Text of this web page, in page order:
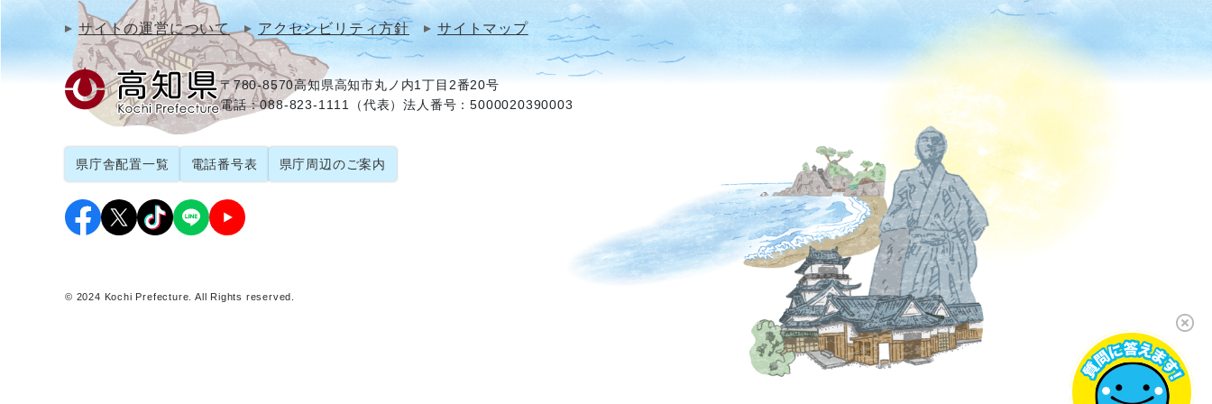
サイトの運営について アクセシビリティ方針 サイトマップ
〒780-8570高知県高知市丸ノ内1丁目2番20号
電話：088-823-1111（代表）法人番号：5000020390003
県庁舎配置一覧 電話番号表 県庁周辺のご案内
© 2024 Kochi Prefecture. All Rights reserved.